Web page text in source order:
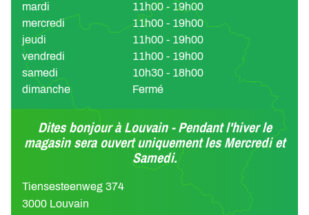
mardi
11h00 - 19h00
mercredi
11h00 - 19h00
jeudi
11h00 - 19h00
vendredi
11h00 - 19h00
samedi
10h30 - 18h00
dimanche
Fermé
Dites bonjour à Louvain - Pendant l'hiver le
magasin sera ouvert uniquement les Mercredi et
Samedi.
Tiensesteenweg 374
3000 Louvain